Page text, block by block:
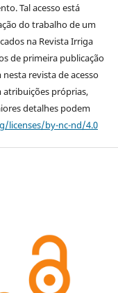
Tal acesso está
do trabalho de um
na Revista Irriga
de primeira publicação
revista de acesso
atribuições próprias,
detalhes podem
licenses/by-nc-nd/4.0